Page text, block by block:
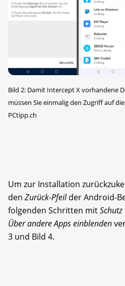
Bild 2: Damit Intercept X vorhandene
müssen Sie einmalig den Zugriff auf
PCtipp.ch
Um zur Installation
den Zurück-Pfeilder Android-
folgenden Schritten mit
Über andere Apps einblenden
3 und Bild 4.